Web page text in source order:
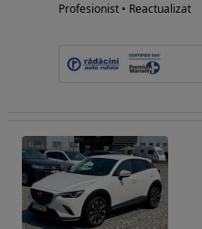
Profesionist • Reactualizat